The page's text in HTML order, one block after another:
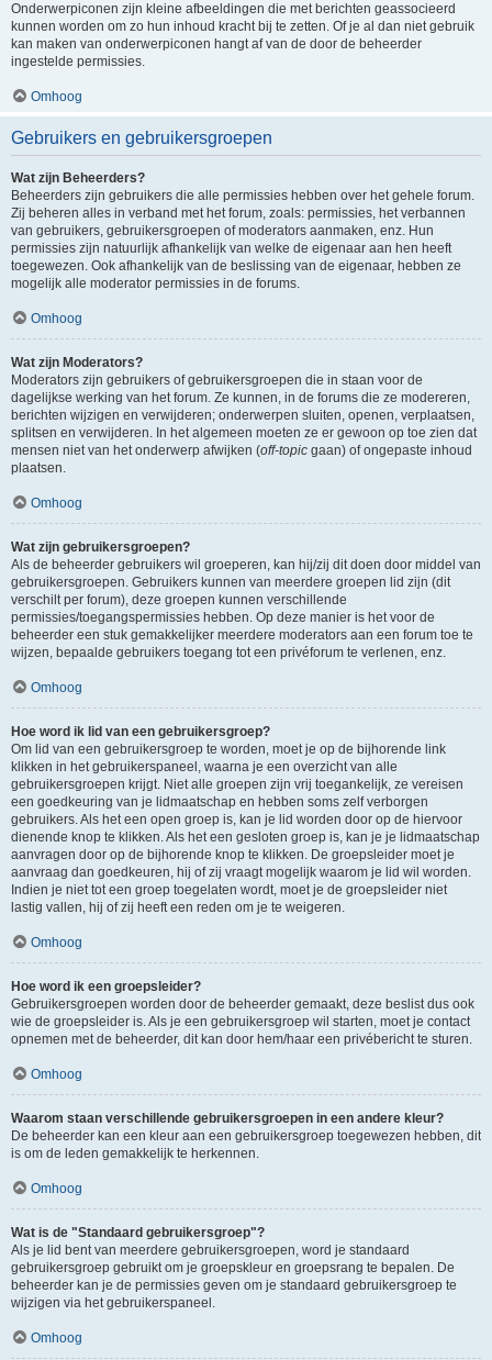
Onderwerpiconen zijn kleine afbeeldingen die met berichten geassocieerd
kunnen worden om zo hun inhoud kracht bij te zetten. Of je al dan niet gebruik
kan maken van onderwerpiconen hangt af van de door de beheerder
ingestelde permissies.
Omhoog
Gebruikers en gebruikersgroepen
Wat zijn Beheerders?
Beheerders zijn gebruikers die alle permissies hebben over het gehele forum.
Zij beheren alles in verband met het forum, zoals: permissies, het verbannen
van gebruikers, gebruikersgroepen of moderators aanmaken, enz. Hun
permissies zijn natuurlijk afhankelijk van welke de eigenaar aan hen heeft
toegewezen. Ook afhankelijk van de beslissing van de eigenaar, hebben ze
mogelijk alle moderator permissies in de forums.
Omhoog
Wat zijn Moderators?
Moderators zijn gebruikers of gebruikersgroepen die in staan voor de
dagelijkse werking van het forum. Ze kunnen, in de forums die ze modereren,
berichten wijzigen en verwijderen; onderwerpen sluiten, openen, verplaatsen,
splitsen en verwijderen. In het algemeen moeten ze er gewoon op toe zien dat
mensen niet van het onderwerp afwijken (off-topic gaan) of ongepaste inhoud
plaatsen.
Omhoog
Wat zijn gebruikersgroepen?
Als de beheerder gebruikers wil groeperen, kan hij/zij dit doen door middel van
gebruikersgroepen. Gebruikers kunnen van meerdere groepen lid zijn (dit
verschilt per forum), deze groepen kunnen verschillende
permissies/toegangspermissies hebben. Op deze manier is het voor de
beheerder een stuk gemakkelijker meerdere moderators aan een forum toe te
wijzen, bepaalde gebruikers toegang tot een privéforum te verlenen, enz.
Omhoog
Hoe word ik lid van een gebruikersgroep?
Om lid van een gebruikersgroep te worden, moet je op de bijhorende link
klikken in het gebruikerspaneel, waarna je een overzicht van alle
gebruikersgroepen krijgt. Niet alle groepen zijn vrij toegankelijk, ze vereisen
een goedkeuring van je lidmaatschap en hebben soms zelf verborgen
gebruikers. Als het een open groep is, kan je lid worden door op de hiervoor
dienende knop te klikken. Als het een gesloten groep is, kan je je lidmaatschap
aanvragen door op de bijhorende knop te klikken. De groepsleider moet je
aanvraag dan goedkeuren, hij of zij vraagt mogelijk waarom je lid wil worden.
Indien je niet tot een groep toegelaten wordt, moet je de groepsleider niet
lastig vallen, hij of zij heeft een reden om je te weigeren.
Omhoog
Hoe word ik een groepsleider?
Gebruikersgroepen worden door de beheerder gemaakt, deze beslist dus ook
wie de groepsleider is. Als je een gebruikersgroep wil starten, moet je contact
opnemen met de beheerder, dit kan door hem/haar een privébericht te sturen.
Omhoog
Waarom staan verschillende gebruikersgroepen in een andere kleur?
De beheerder kan een kleur aan een gebruikersgroep toegewezen hebben, dit
is om de leden gemakkelijk te herkennen.
Omhoog
Wat is de "Standaard gebruikersgroep"?
Als je lid bent van meerdere gebruikersgroepen, word je standaard
gebruikersgroep gebruikt om je groepskleur en groepsrang te bepalen. De
beheerder kan je de permissies geven om je standaard gebruikersgroep te
wijzigen via het gebruikerspaneel.
Omhoog